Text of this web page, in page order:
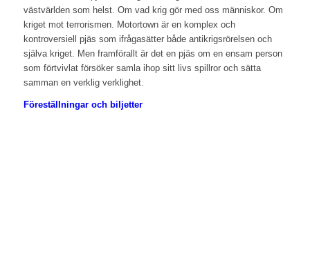
västvärlden som helst. Om vad krig gör med oss människor. Om
kriget mot terrorismen. Motortown är en komplex och
kontroversiell pjäs som ifrågasätter både antikrigsrörelsen och
själva kriget. Men framförallt är det en pjäs om en ensam person
som förtvivlat försöker samla ihop sitt livs spillror och sätta
samman en verklig verklighet.
Föreställningar och biljetter